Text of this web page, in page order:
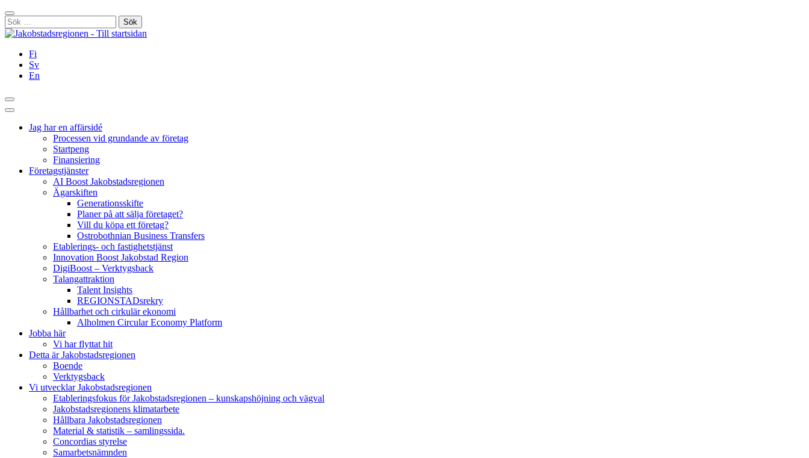
Hoppa
till
innehållet
Stäng
Sök
efter:
Fi
Sv
En
Sök
Huvudmeny
Jag har en affärsidé
Processen vid grundande av företag
Startpeng
Finansiering
Företagstjänster
AI Boost Jakobstadsregionen
Ägarskiften
Generationsskifte
Planer på att sälja företaget?
Vill du köpa ett företag?
Ostrobothnian Business Transfers
Etablerings- och fastighetstjänst
Innovation Boost Jakobstad Region
DigiBoost – Verktygsback
Talangattraktion
Talent Insights
REGIONSTADsrekry
Hållbarhet och cirkulär ekonomi
Alholmen Circular Economy Platform
Jobba här
Vi har flyttat hit
Detta är Jakobstadsregionen
Boende
Verktygsback
Vi utvecklar Jakobstadsregionen
Etableringsfokus för Jakobstadsregionen – kunskapshöjning och vägval
Jakobstadsregionens klimatarbete
Hållbara Jakobstadsregionen
Material & statistik – samlingssida.
Concordias styrelse
Samarbetsnämnden